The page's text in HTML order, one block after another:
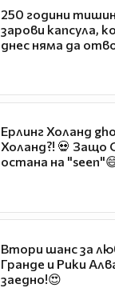
250 години
зарови капсула,
днес няма да
Ерлинг Холанд
Холанд?! 💀 Защо
остана на
Втори шанс за
Гранде и Рики
заедно!😍